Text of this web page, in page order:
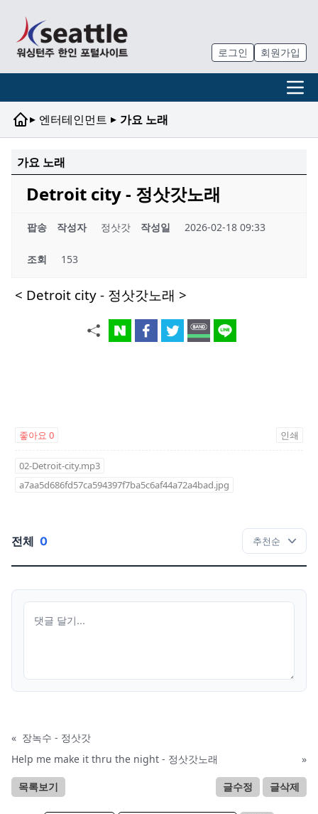
로그인 회원가입
▸ 엔터테인먼트 ▸ 가요 노래
가요 노래
Detroit city - 정삿갓노래
팝송 작성자 정삿갓 작성일 2026-02-18 09:33
조회 153
< Detroit city - 정삿갓노래 >
좋아요 0 인쇄
02-Detroit-city.mp3
a7aa5d686fd57ca594397f7ba5c6af44a72a4bad.jpg
전체 0
« 장녹수 - 정삿갓
Help me make it thru the night - 정삿갓노래
»
목록보기 글수정 글삭제